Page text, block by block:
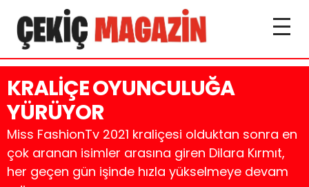
KRALİÇE OYUNCULUĞA
YÜRÜYOR
Miss FashionTv 2021 kraliçesi olduktan sonra en
çok aranan isimler arasına giren Dilara Kırmıt,
her geçen gün işinde hızla yükselmeye devam